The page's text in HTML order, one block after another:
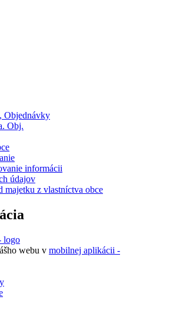
Objednávky
Obj.
informácii
údajov
majetku z vlastníctva obce
webu v mobilnej aplikácii -